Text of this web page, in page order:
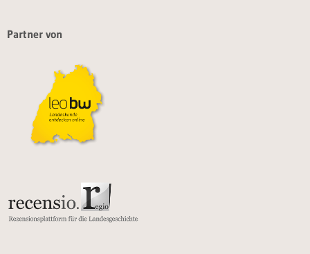
Partner von